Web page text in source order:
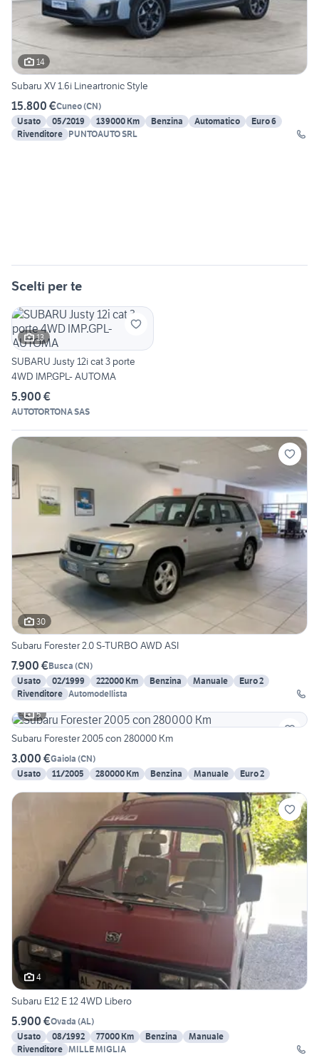
14
Subaru XV 1.6i Lineartronic Style
15.800 €Cuneo(CN)
Usato
05/2019 139000 Km Benzina Automatico
Euro 6
Rivenditore PUNTOAUTO SRL
Scelti per te
13
SUBARU Justy 12i cat 3 porte
4WD IMP.GPL- AUTOMA
5.900 €
AUTOTORTONA SAS
30
Subaru Forester 2.0 S-TURBO AWD ASI
7.900 €Busca (CN)
Usato
02/1999 222000 Km Benzina Manuale
Euro 2
Rivenditore Automodellista
5
Subaru Forester 2005 con 280000 Km
3.000 €Gaiola (CN)
Usato
11/2005 280000 Km Benzina Manuale Euro 2
4
Subaru E12 E 12 4WD Libero
5.900 €Ovada (AL)
Usato
08/1992 77000 Km Benzina
Manuale
Rivenditore MILLE MIGLIA